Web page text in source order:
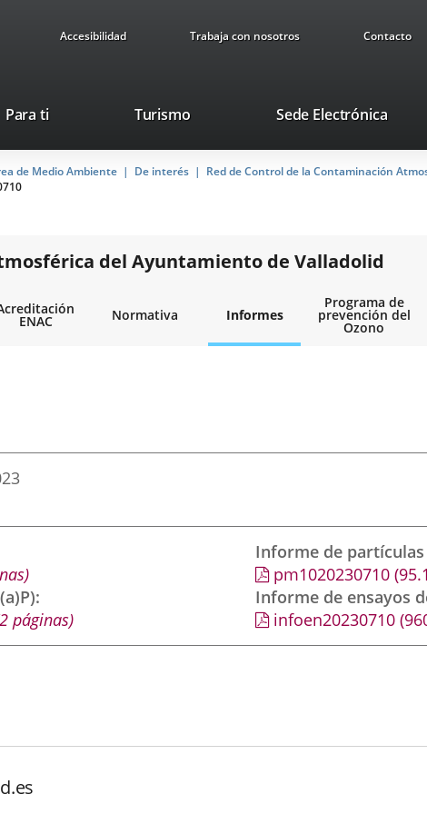
Accesibilidad Trabaja con nosotros Contacto
Para ti TurismoEste
se
abrirá
nueva.
Sede ElectrónicaEnlace
una
de Medio Ambiente De interés
Red de Control de la Contaminación
del Ayuntamiento de Valladolid
ENAC Normativa Informes
Programa de
prevención del
Ozono
páginas)
Informe de
pm1020230710 (95.1
Informe de ensayos
infoen20230710